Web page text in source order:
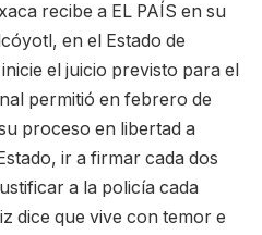
recibe a EL PAÍS en su
en el Estado de
el juicio previsto para el
permitió en febrero de
proceso en libertad a
ir a firmar cada dos
a la policía cada
dice que vive con temor e